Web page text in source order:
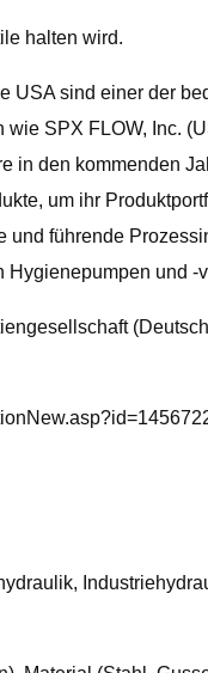
halten wird.
USA sind einer der
SPX FLOW, Inc.
in den kommenden
um ihr
führende
Hygienepumpen und -